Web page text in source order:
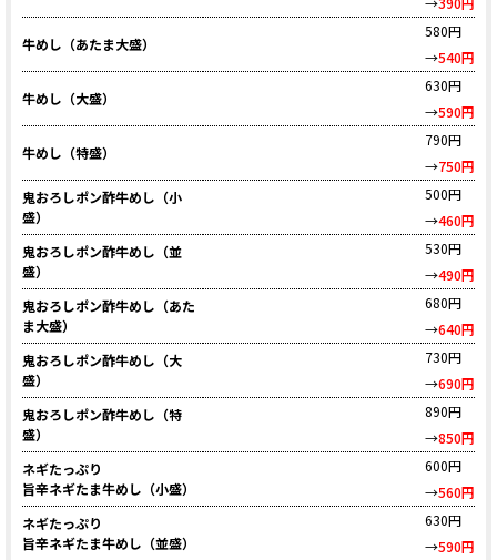
牛めし（あたま大盛）
580円
→540円
牛めし（大盛）
630円
→590円
牛めし（特盛）
790円
→750円
鬼おろしポン酢牛めし（小
盛）
500円
→460円
鬼おろしポン酢牛めし（並
盛）
530円
→490円
鬼おろしポン酢牛めし（あた
ま大盛）
680円
→640円
鬼おろしポン酢牛めし（大
盛）
730円
→690円
鬼おろしポン酢牛めし（特
盛）
890円
→850円
ネギたっぷり
旨辛ネギたま牛めし（小盛）
600円
→560円
ネギたっぷり
旨辛ネギたま牛めし（並盛）
630円
→590円